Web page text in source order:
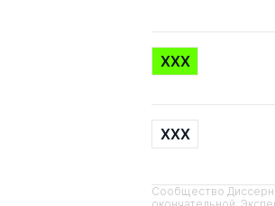
XXX
XXX
Сообщество